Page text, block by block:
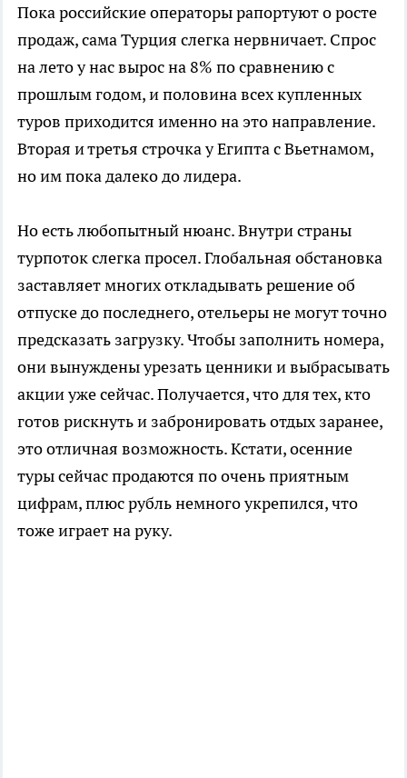
Пока российские операторы рапортуют о росте
продаж, сама Турция слегка нервничает. Спрос
на лето у нас вырос на 8% по сравнению с
прошлым годом, и половина всех купленных
туров приходится именно на это направление.
Вторая и третья строчка у Египта с Вьетнамом,
но им пока далеко до лидера.
Но есть любопытный нюанс. Внутри страны
турпоток слегка просел. Глобальная обстановка
заставляет многих откладывать решение об
отпуске до последнего, отельеры не могут точно
предсказать загрузку. Чтобы заполнить номера,
они вынуждены урезать ценники и выбрасывать
акции уже сейчас. Получается, что для тех, кто
готов рискнуть и забронировать отдых заранее,
это отличная возможность. Кстати, осенние
туры сейчас продаются по очень приятным
цифрам, плюс рубль немного укрепился, что
тоже играет на руку.